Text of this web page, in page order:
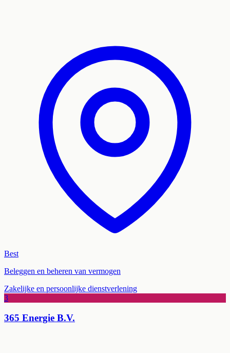
Best
Beleggen en beheren van vermogen
Zakelijke en persoonlijke dienstverlening
3
365 Energie B.V.